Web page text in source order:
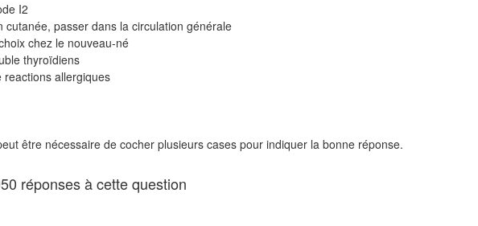
I2
cutanée, passer dans la circulation générale
chez le nouveau-né
thyroïdiens
allergiques
être nécessaire de cocher plusieurs cases pour indiquer la bonne réponse.
réponses à cette question